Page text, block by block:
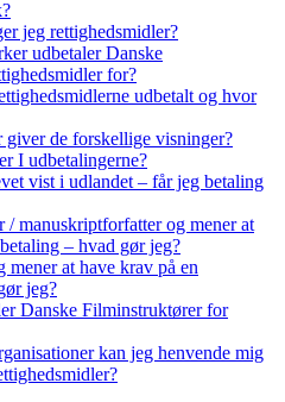
jeg rettighedsmidler?
udbetaler Danske
for?
udbetalt og hvor
de forskellige visninger?
I udbetalingerne?
vist i udlandet – får jeg betaling
/ manuskriptforfatter og mener at
– hvad gør jeg?
mener at have krav på en
jeg?
Danske Filminstruktører for
kan jeg henvende mig